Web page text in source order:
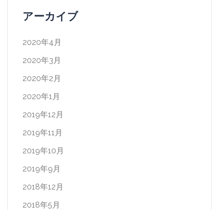
アーカイブ
2020年4月
2020年3月
2020年2月
2020年1月
2019年12月
2019年11月
2019年10月
2019年9月
2018年12月
2018年5月